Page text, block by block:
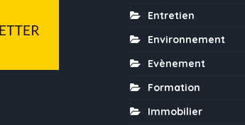
Entretien
Environnement
Evènement
Formation
Immobilier